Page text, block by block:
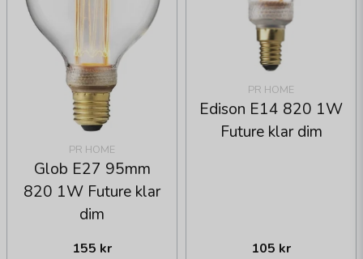
PR HOME
Glob E27 95mm
820 1W Future klar
dim
155 kr
PR HOME
Edison E14 820 1W
Future klar dim
105 kr